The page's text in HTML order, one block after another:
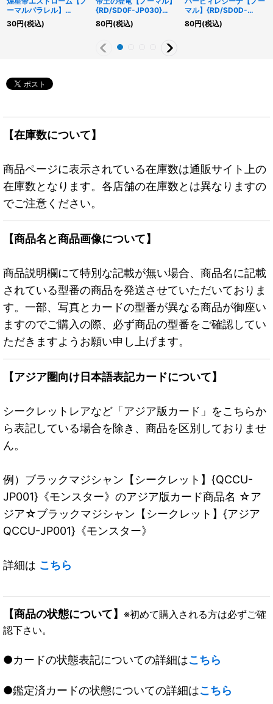
ーマルパラレル】
{RD/SD0F-JP007}
《RDモンスター》
30円(税込)
{RD/SD0F-JP030}
《RD罠》
80円(税込)
マル】{RD/SD0D-
JP019}《RDモンスタ
ー》
80円(税込)
【在庫数について】
商品ページに表示されている在庫数は通販サイト上の
在庫数となります。各店舗の在庫数とは異なりますの
でご注意ください。
【商品名と商品画像について】
商品説明欄にて特別な記載が無い場合、商品名に記載
されている型番の商品を発送させていただいておりま
す。一部、写真とカードの型番が異なる商品が御座い
ますのでご購入の際、必ず商品の型番をご確認してい
ただきますようお願い申し上げます。
【アジア圏向け日本語表記カードについて】
シークレットレアなど「アジア版カード」をこちらか
ら表記している場合を除き、商品を区別しておりませ
ん。
例）ブラックマジシャン【シークレット】{QCCU-
JP001}《モンスター》のアジア版カード商品名 ☆ア
ジア☆ブラックマジシャン【シークレット】{アジア
QCCU-JP001}《モンスター》
詳細は こちら
【商品の状態について】 ※初めて購入される方は必ずご確
認下さい。
●カードの状態表記についての詳細はこちら
●鑑定済カードの状態についての詳細はこちら